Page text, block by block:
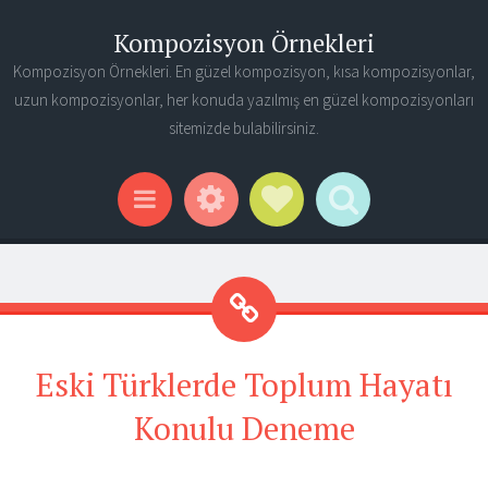
Kompozisyon Örnekleri
Kompozisyon Örnekleri. En güzel kompozisyon, kısa kompozisyonlar,
uzun kompozisyonlar, her konuda yazılmış en güzel kompozisyonları
sitemizde bulabilirsiniz.
Menu WidgetsSocial Links
Search
Eski Türklerde Toplum Hayatı
Konulu Deneme